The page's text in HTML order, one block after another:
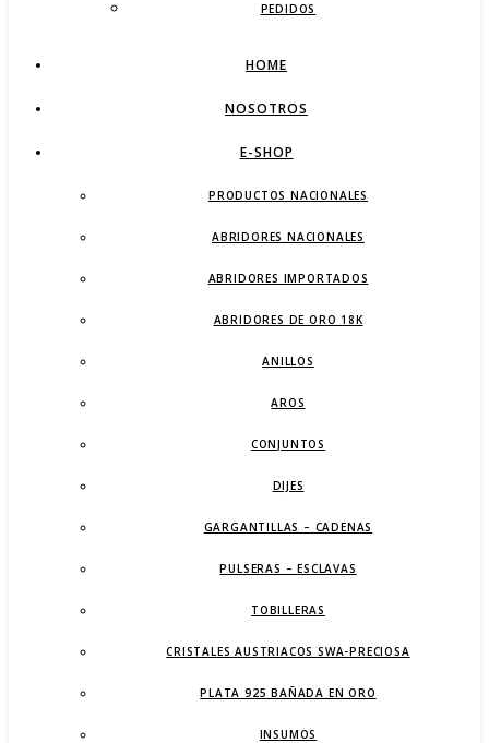
PEDIDOS
HOME
NOSOTROS
E-SHOP
PRODUCTOS NACIONALES
ABRIDORES NACIONALES
ABRIDORES IMPORTADOS
ABRIDORES DE ORO 18K
ANILLOS
AROS
CONJUNTOS
DIJES
GARGANTILLAS – CADENAS
PULSERAS – ESCLAVAS
TOBILLERAS
CRISTALES AUSTRIACOS SWA-PRECIOSA
PLATA 925 BAÑADA EN ORO
INSUMOS